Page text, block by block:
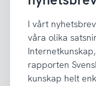
I vårt
våra olika
rapporten
kunskap helt